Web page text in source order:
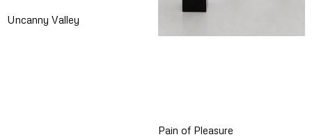
Uncanny Valley
Pain of Pleasure